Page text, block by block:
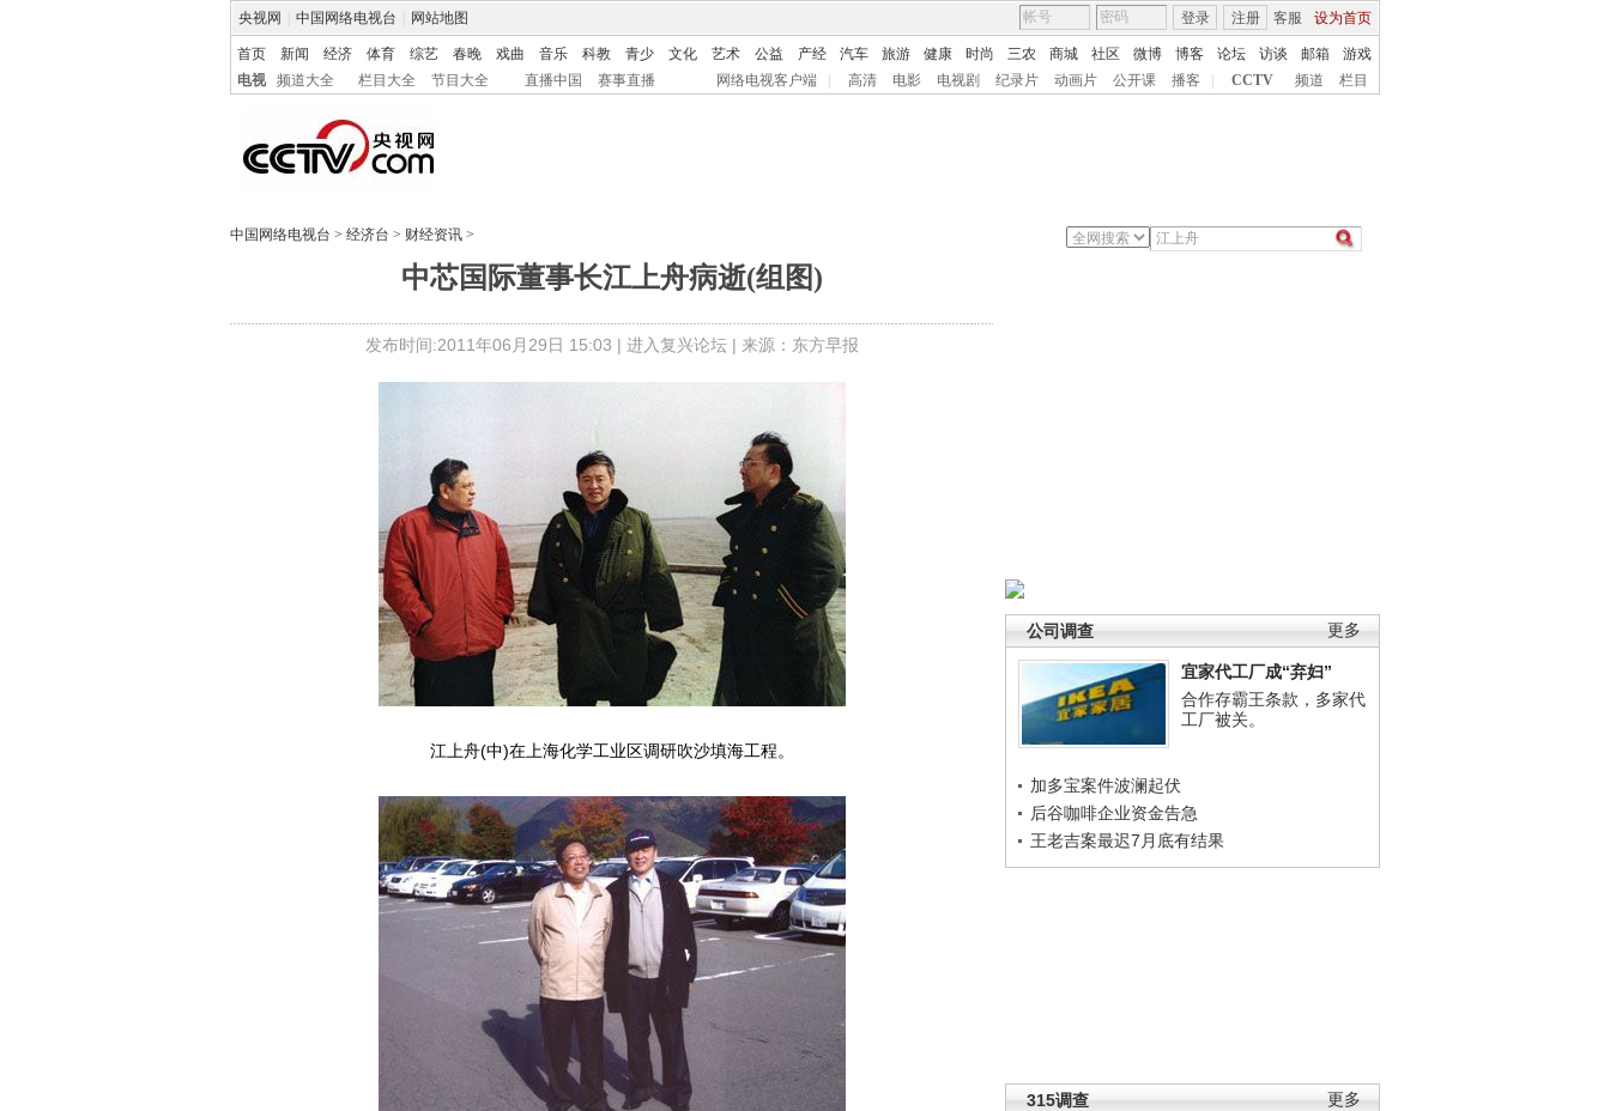
央视网 中国网络电视台 网站地图 客服 设为首页
登录 注册
首页 新闻 经济 体育 综艺 春晚 戏曲 音乐 科教 青少 文化 艺术 公益 产经 汽车 旅游 健康 时尚 三农 商城 社区 微博 博客 论坛 访谈 邮箱
游戏
电视
频道大全 栏目大全 节目大全 直播中国 赛事直播 网络电视客户端 高清 电影 电视剧 纪录片 动画片 公开课 播客 CCTV 频道 栏目
中国网络电视台 > 经济台 > 财经资讯 >
中芯国际董事长江上舟病逝(组图)
发布时间:2011年06月29日 15:03 | 进入复兴论坛| 来源：东方早报
更多
公司调查
宜家代工厂成“弃妇”
合作存霸王条款，多家代
工厂被关。
加多宝案件波澜起伏
后谷咖啡企业资金告急
王老吉案最迟7月底有结果
更多
315调查
江上舟(中)在上海化学工业区调研吹沙填海工程。